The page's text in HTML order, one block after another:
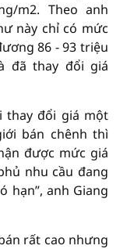
m2. Theo anh
này chỉ có mức
86 - 93 triệu
đã thay đổi giá
thay đổi giá một
bán chênh thì
được mức giá
nhu cầu đang
hạn”, anh Giang
rất cao nhưng